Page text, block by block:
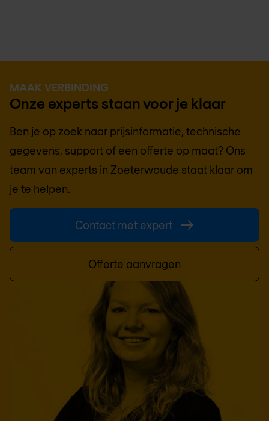
MAAK VERBINDING
Onze experts staan voor je klaar
Ben je op zoek naar prijsinformatie, technische
gegevens, support of een offerte op maat? Ons
team van experts in Zoeterwoude staat klaar om
je te helpen.
Contact met expert
Offerte aanvragen